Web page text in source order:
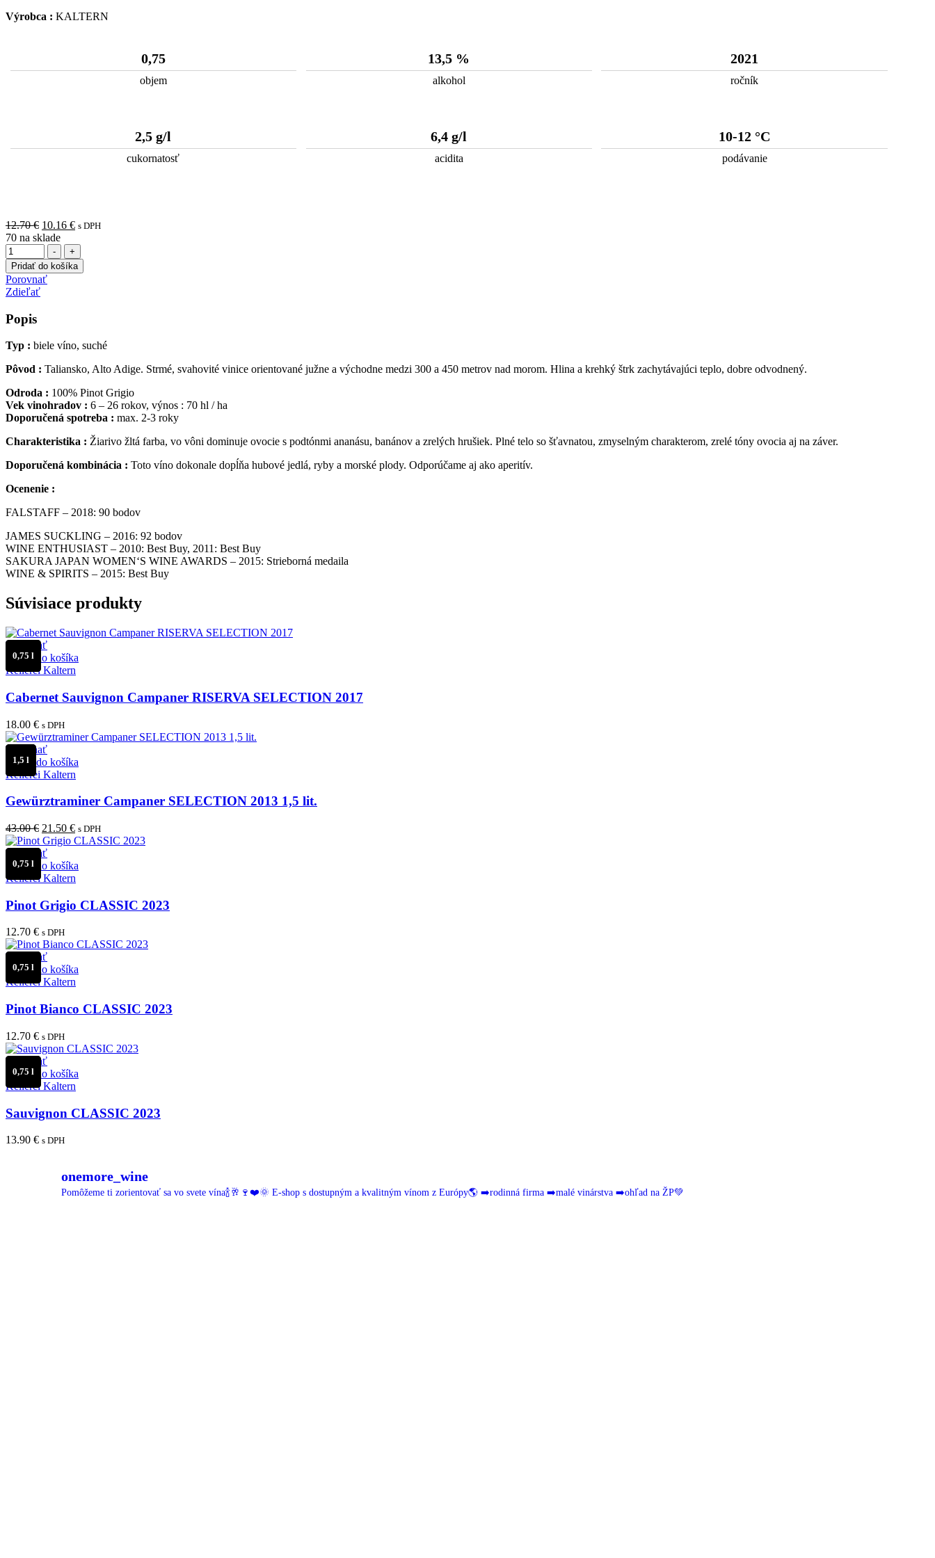
Výrobca : KALTERN
0,75
objem
13,5 %
alkohol
2021
ročník
2,5 g/l
cukornatosť
6,4 g/l
acidita
10-12 °C
podávanie
12.70€ Pôvodná
cena
bola:
12.70 €.
10.16 €Aktuálna
je:
10.16 €.
s DPH
70 na sklade
Množstvo -
+
Pridať do košíka
Porovnať
Zdieľať
Popis
Typ : biele víno, suché
Pôvod : Taliansko, Alto Adige. Strmé, svahovité vinice orientované južne a východne medzi 300 a 450 metrov nad morom. Hlina a krehký štrk zachytávajúci teplo, dobre odvodnený.
Odroda : 100% Pinot Grigio
Vek vinohradov : 6 – 26 rokov, výnos : 70 hl / ha
Doporučená spotreba : max. 2-3 roky
Charakteristika : Žiarivo žltá farba, vo vôni dominuje ovocie s podtónmi ananásu, banánov a zrelých hrušiek. Plné telo so šťavnatou, zmyselným charakterom, zrelé tóny ovocia aj na záver.
Doporučená kombinácia : Toto víno dokonale dopĺňa hubové jedlá, ryby a morské plody. Odporúčame aj ako aperitív.
Ocenenie :
FALSTAFF – 2018: 90 bodov
JAMES SUCKLING – 2016: 92 bodov
WINE ENTHUSIAST – 2010: Best Buy, 2011: Best Buy
SAKURA JAPAN WOMEN‘S WINE AWARDS – 2015: Strieborná medaila
WINE & SPIRITS – 2015: Best Buy
Súvisiace produkty
Porovnať
Pridať do košíka
Kellerei Kaltern
Cabernet Sauvignon Campaner RISERVA SELECTION 2017
18.00 € s DPH
0,75 l
Porovnať
Pridať do košíka
Kellerei Kaltern
Gewürztraminer Campaner SELECTION 2013 1,5 lit.
43.00€ Pôvodná
cena
bola:
43.00 €.
21.50 €Aktuálna
cena
21.50 €.
s DPH
1,5 l
Porovnať
Pridať do košíka
Kellerei Kaltern
Pinot Grigio CLASSIC 2023
12.70 € s DPH
0,75 l
Porovnať
Pridať do košíka
Kellerei Kaltern
Pinot Bianco CLASSIC 2023
12.70 € s DPH
0,75 l
Porovnať
Pridať do košíka
Kellerei Kaltern
Sauvignon CLASSIC 2023
13.90 € s DPH
0,75 l
onemore_wine
Pomôžeme ti zorientovať sa vo svete vína🍾🥂🍷❤️🌞 E-shop s dostupným a kvalitným vínom z Európy🌎 ➡️rodinná firma ➡️malé vinárstva ➡️ohľad na ŽP💚